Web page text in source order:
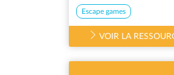
Escape games
VOIR LA